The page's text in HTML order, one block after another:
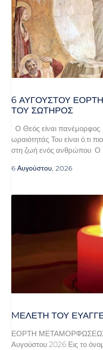
6 ΑΥΓΟΥΣΤΟΥ
ΤΟΥ ΣΩΤΗΡΟΣ
Ο Θεός είναι πανέμορφος.
ωραιότητάς Του είναι ό,τι
στη ζωή ενός ανθρώπου. Ο
6 Αυγούστου, 2026
MΕΛΈΤΗ ΤΟΥ
ΕΟΡΤΗ
Αυγούστου 2026 Εις το